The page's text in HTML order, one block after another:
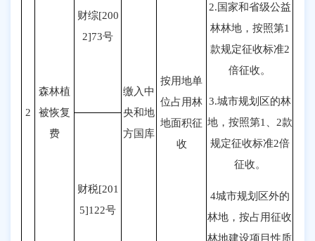
2
森林植
被恢复
费
缴入中
央和地
方国库
按用地单
位占用林
地面积征
收
2.国家和省级公益
林林地，按照第1
款规定征收标准2
倍征收。
3.城市规划区的林
地，按照第1、2款
规定征收标准2倍
征收。
4城市规划区外的
林地，按占用征收
林地建设项目性质
财综[200
2]73号
财税[201
5]122号